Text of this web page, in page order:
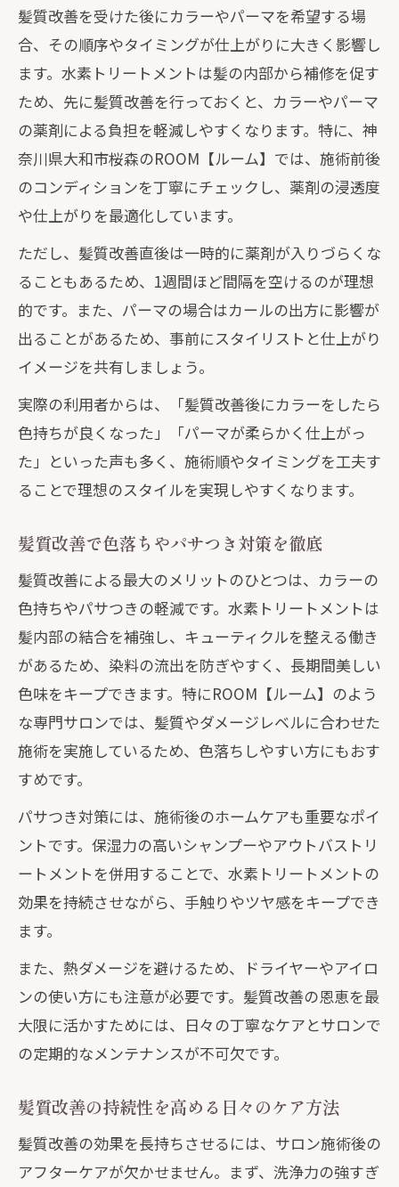
髪質改善を受けた後にカラーやパーマを希望する場
合、その順序やタイミングが仕上がりに大きく影響し
ます。水素トリートメントは髪の内部から補修を促す
ため、先に髪質改善を行っておくと、カラーやパーマ
の薬剤による負担を軽減しやすくなります。特に、神
奈川県大和市桜森のROOM【ルーム】では、施術前後
のコンディションを丁寧にチェックし、薬剤の浸透度
や仕上がりを最適化しています。
ただし、髪質改善直後は一時的に薬剤が入りづらくな
ることもあるため、1週間ほど間隔を空けるのが理想
的です。また、パーマの場合はカールの出方に影響が
出ることがあるため、事前にスタイリストと仕上がり
イメージを共有しましょう。
実際の利用者からは、「髪質改善後にカラーをしたら
色持ちが良くなった」「パーマが柔らかく仕上がっ
た」といった声も多く、施術順やタイミングを工夫す
ることで理想のスタイルを実現しやすくなります。
髪質改善で色落ちやパサつき対策を徹底
髪質改善による最大のメリットのひとつは、カラーの
色持ちやパサつきの軽減です。水素トリートメントは
髪内部の結合を補強し、キューティクルを整える働き
があるため、染料の流出を防ぎやすく、長期間美しい
色味をキープできます。特にROOM【ルーム】のよう
な専門サロンでは、髪質やダメージレベルに合わせた
施術を実施しているため、色落ちしやすい方にもおす
すめです。
パサつき対策には、施術後のホームケアも重要なポイ
ントです。保湿力の高いシャンプーやアウトバストリ
ートメントを併用することで、水素トリートメントの
効果を持続させながら、手触りやツヤ感をキープでき
ます。
また、熱ダメージを避けるため、ドライヤーやアイロ
ンの使い方にも注意が必要です。髪質改善の恩恵を最
大限に活かすためには、日々の丁寧なケアとサロンで
の定期的なメンテナンスが不可欠です。
髪質改善の持続性を高める日々のケア方法
髪質改善の効果を長持ちさせるには、サロン施術後の
アフターケアが欠かせません。まず、洗浄力の強すぎ